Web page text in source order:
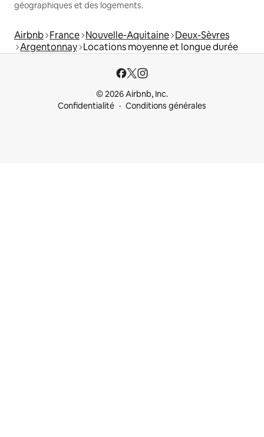
géographiques et des logements.
Airbnb France Nouvelle-Aquitaine Deux-Sèvres
Argentonnay Locations moyenne et longue durée
© 2026 Airbnb, Inc.
Confidentialité
Conditions générales